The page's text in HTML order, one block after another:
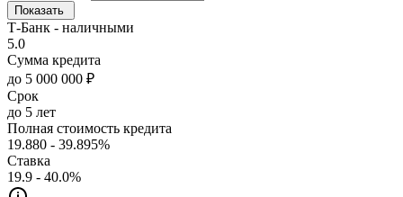
Показать
Т-Банк - наличными
5.0
Сумма кредита
до 5 000 000 ₽
Срок
до 5 лет
Полная стоимость кредита
19.880 - 39.895%
Ставка
19.9 - 40.0%